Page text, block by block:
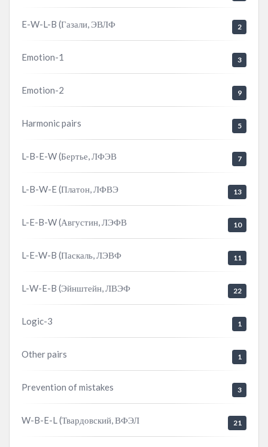
E-W-L-B (Газали, ЭВЛФ 2
Emotion-1 3
Emotion-2 9
Harmonic pairs 5
L-B-E-W (Бертье, ЛФЭВ 7
L-B-W-E (Платон, ЛФВЭ 13
L-E-B-W (Августин, ЛЭФВ 10
L-E-W-B (Паскаль, ЛЭВФ 11
L-W-E-B (Эйнштейн, ЛВЭФ 22
Logic-3 1
Other pairs 1
Prevention of mistakes 3
W-B-E-L (Твардовский, ВФЭЛ 21